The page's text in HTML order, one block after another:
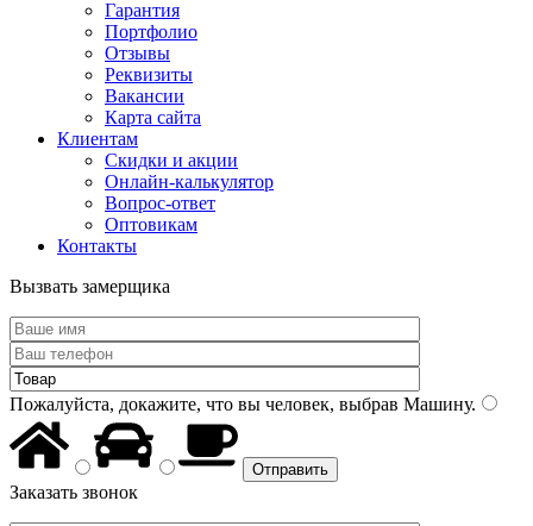
Гарантия
Портфолио
Отзывы
Реквизиты
Вакансии
Карта сайта
Клиентам
Скидки и акции
Онлайн-калькулятор
Вопрос-ответ
Оптовикам
Контакты
Вызвать замерщика
Пожалуйста, докажите, что вы человек, выбрав Машину.
Заказать звонок